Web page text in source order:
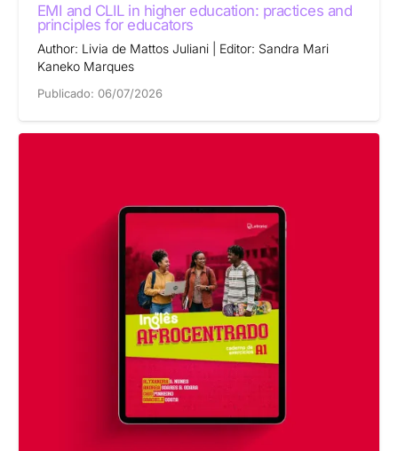
EMI and CLIL in higher education: practices and
principles for educators
Author: Livia de Mattos Juliani | Editor: Sandra Mari
Kaneko Marques
Publicado: 06/07/2026